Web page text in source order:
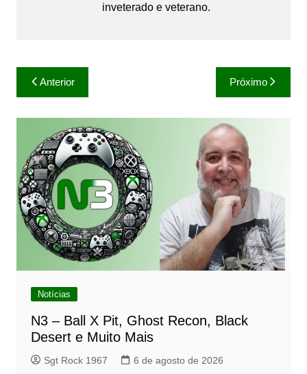
inveterado e veterano.
Navegação
de
Post
Anterior Próximo
Notícias
N3 – Ball X Pit, Ghost Recon, Black
Desert e Muito Mais
Sgt Rock 1967 6 de agosto de 2026